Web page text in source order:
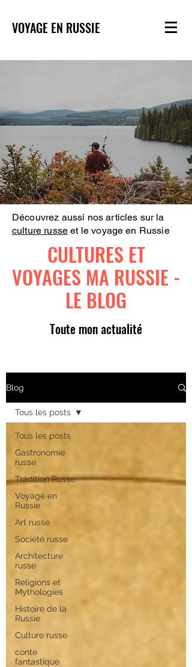
VOYAGE EN RUSSIE
Découvrez aussi nos articles sur la
culture russe et le voyage en Russie
CULTURES ET
VOYAGES MA RUSSIE -
LE BLOG
Toute mon actualité
Blog
Tous les posts
Gastronomie
russe
Tradition Russe
Voyage en
Russie
Art russe
Société russe
Architecture
russe
Religions et
Mythologies
Histoire de la
Russie
Culture russe
conte
fantastique
Tous les posts